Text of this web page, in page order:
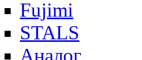
Fujimi
STALS
Аналог